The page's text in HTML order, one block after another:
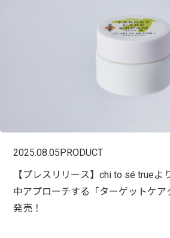
2025.08.05PRODUCT
【プレスリリース】chi to sé trueよ
中アプローチする「ターゲットケア
発売！